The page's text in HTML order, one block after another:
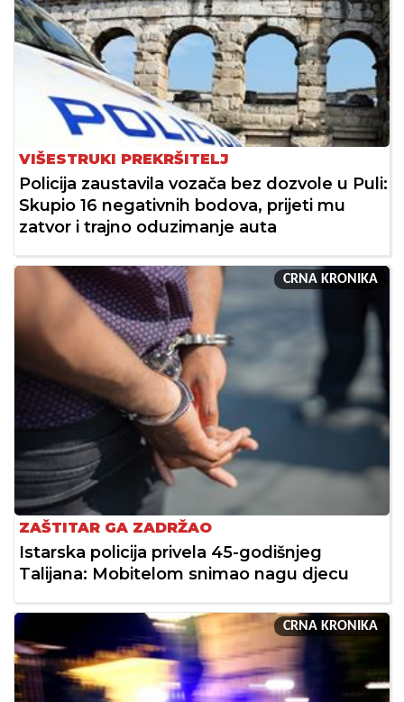
VIŠESTRUKI PREKRŠITELJ
Policija zaustavila vozača bez dozvole u Puli:
Skupio 16 negativnih bodova, prijeti mu
zatvor i trajno oduzimanje auta
CRNA KRONIKA
ZAŠTITAR GA ZADRŽAO
Istarska policija privela 45-godišnjeg
Talijana: Mobitelom snimao nagu djecu
CRNA KRONIKA